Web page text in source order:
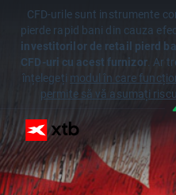
CFD-urile sunt instrumente
pierde rapid bani din cauza
investitorilor de retail pierd
CFD-uri cu acest furnizor. Ar
înțelegeți modul în care
permite să vă asumați